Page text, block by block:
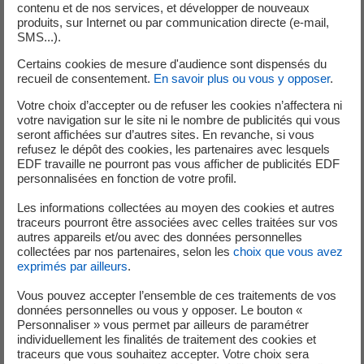
plusieurs activités émergentes :
Mobilité électrique
Depuis le lancement de son Plan Mobilité Electrique en
novembre 2018, le Groupe se développe sur ce marché
électrique dès 2022 dans ses quatre pays coeur en Europe
: la France, le Royaume-Uni, l'Italie et la Belgique.
Agrégation et Power Purchase Agreement (PPA)
Le Groupe a pour ambition d'être l'acteur de référence
dans l'agrégation et l'optimisation des productions
d'électricité d'origine renouvelable. Déjà leader des Power
Purchase Agreements en France, le groupe EDF a lancé sa
filière Local Energy Management qui regroupe plusieurs
E2M et PowerShift.
Autoconsommation
Le Groupe est leader de l'autoconsommation solaire en
contenu et de nos services, et développer de nouveaux
produits, sur Internet ou par communication directe (e-mail,
SMS...).
Certains cookies de mesure d'audience sont dispensés du
recueil de consentement. En savoir plus ou vous y opposer.
Votre choix d’accepter ou de refuser les cookies n’affectera ni
votre navigation sur le site ni le nombre de publicités qui vous
seront affichées sur d’autres sites. En revanche, si vous
refusez le dépôt des cookies, les partenaires avec lesquels
EDF travaille ne pourront pas vous afficher de publicités EDF
personnalisées en fonction de votre profil.
Les informations collectées au moyen des cookies et autres
traceurs pourront être associées avec celles traitées sur vos
autres appareils et/ou avec des données personnelles
collectées par nos partenaires, selon les choix que vous avez
exprimés par ailleurs.
Vous pouvez accepter l’ensemble de ces traitements de vos
données personnelles ou vous y opposer. Le bouton «
Personnaliser » vous permet par ailleurs de paramétrer
individuellement les finalités de traitement des cookies et
traceurs que vous souhaitez accepter. Votre choix sera